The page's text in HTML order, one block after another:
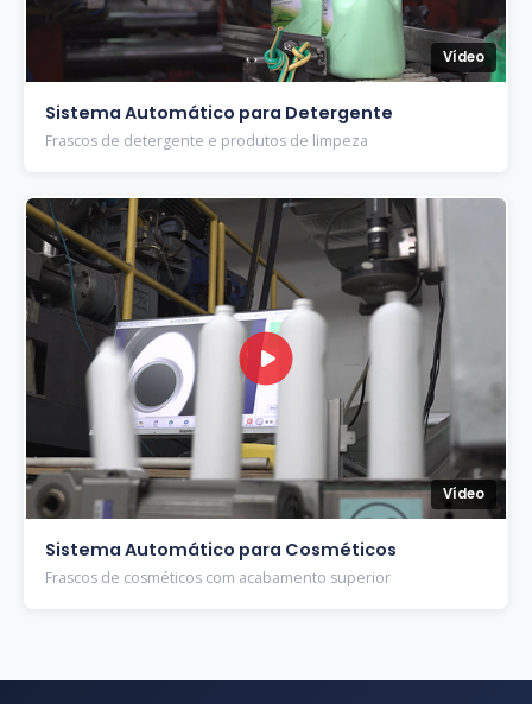
Vídeo
Sistema Automático para Detergente
Frascos de detergente e produtos de limpeza
Vídeo
Sistema Automático para Cosméticos
Frascos de cosméticos com acabamento superior